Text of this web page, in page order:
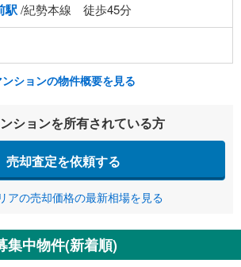
駅/紀勢本線 徒歩45分
ンションの物件概要を見る
ションを所有されている方
売却査定を依頼する
アの売却価格の最新相場を見る
集中物件(新着順)